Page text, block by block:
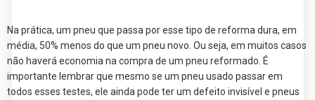
Na prática, um pneu que passa por esse tipo de reforma dura, em
média, 50% menos do que um pneu novo. Ou seja, em muitos casos
não haverá economia na compra de um pneu reformado. É
importante lembrar que mesmo se um pneu usado passar em
todos esses testes, ele ainda pode ter um defeito invisível e pneus